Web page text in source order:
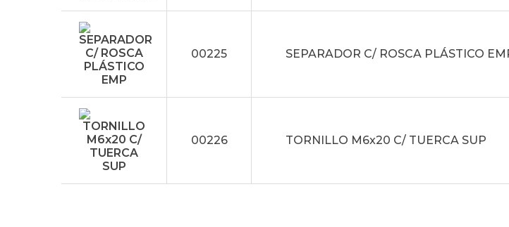
00225 SEPARADOR C/ ROSCA PLÁSTICO
00226 TORNILLO M6x20 C/ TUERCA SUP